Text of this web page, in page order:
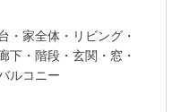
・ 家全体・ リビング・
下・ 階段・ 玄関・ 窓・
ルコニー